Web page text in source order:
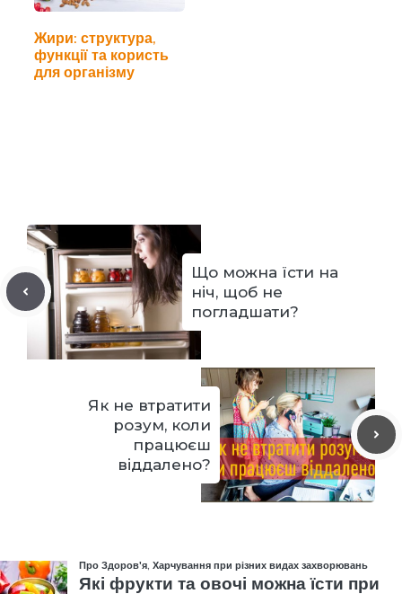
Жири: структура,
функції та користь
для організму
Що можна їсти на
ніч, щоб не
погладшати?
Як не втратити
розум, коли
працюєш
віддалено?